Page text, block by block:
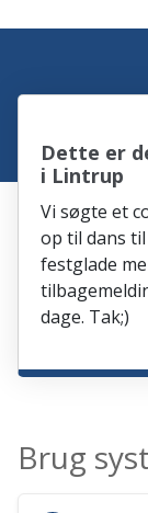
Dette er
i Lintrup
Vi søgte et
op til dans
festglade
dage. Tak;)
Brug